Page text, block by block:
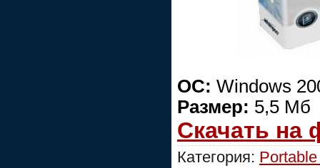
ОС: Windows
Размер: 5,5 Мб
Скачать на
Категория: